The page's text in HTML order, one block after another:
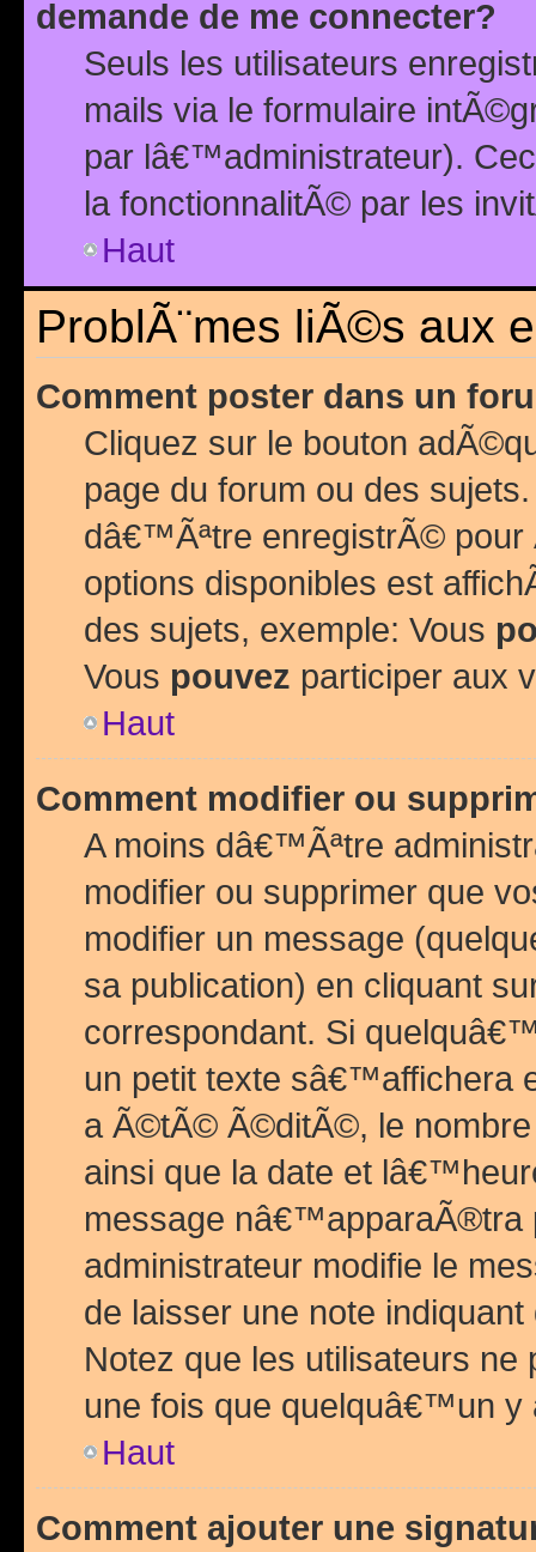
demande de me connecter?
Seuls les utilisateurs
mails via le formulaire
par lâ€™administrateur).
la fonctionnalitÃ© par les
Haut
ProblÃ¨mes liÃ©s aux
Comment poster dans un
Cliquez sur le bouton
page du forum ou des
dâ€™Ãªtre enregistrÃ©
options disponibles est
des sujets, exemple: Vous
Vous pouvez participer aux
Haut
Comment modifier ou
A moins dâ€™Ãªtre
modifier ou supprimer que
modifier un message
sa publication) en cliquant
correspondant. Si
un petit texte sâ€™affichera
a Ã©tÃ© Ã©ditÃ©, le
ainsi que la date et
message nâ€™apparaÃ®tra
administrateur modifie le
de laisser une note
Notez que les utilisateurs
une fois que quelquâ€™un y
Haut
Comment ajouter une